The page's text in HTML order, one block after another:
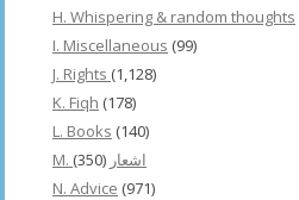
H. Whispering & random thoughts
I. Miscellaneous (99)
J. Rights (1,128)
K. Fiqh (178)
L. Books (140)
M. اشعار (350)
N. Advice (971)